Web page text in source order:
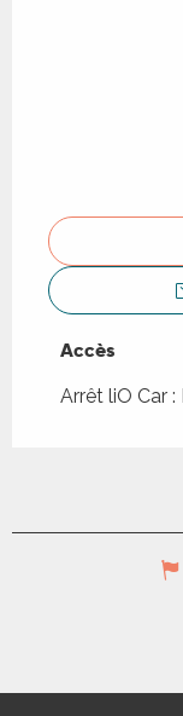
Accès
Accès
Arrêt liO Car